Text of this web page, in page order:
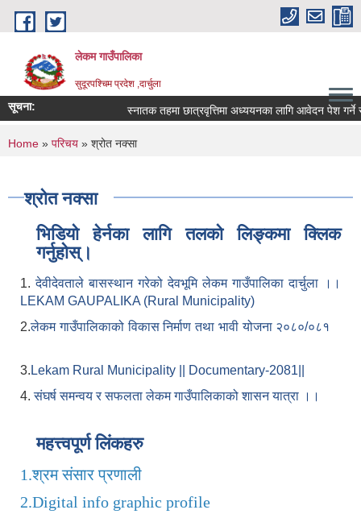
Skip to main content
लेकम गाउँपालिका
सुदूरपश्चिम प्रदेश ,दार्चुला
सूचना: स्नातक तहमा छात्रवृत्तिमा अध्ययनका लागि आवेदन पेश गर्ने
You are here
Home » परिचय » श्रोत नक्सा
श्रोत नक्सा
भिडियो हेर्नका लागि तलको लिङ्कमा क्लिक
गर्नुहोस्।
1.देवीदेवताले बासस्थान गरेको देवभूमि लेकम गाउँपालिका दार्चुला ।।
LEKAM GAUPALIKA (Rural Municipality)
2.लेकम गाउँपालिकाको विकास निर्माण तथा भावी योजना २०८०/०८१
3. Lekam Rural Municipality || Documentary-2081||
4.संघर्ष समन्वय र सफलता लेकम गाउँपालिकाको शासन यात्रा ।।
महत्त्वपूर्ण लिंकहरु
1.श्रम संसार प्रणाली
2.Digital info graphic profile